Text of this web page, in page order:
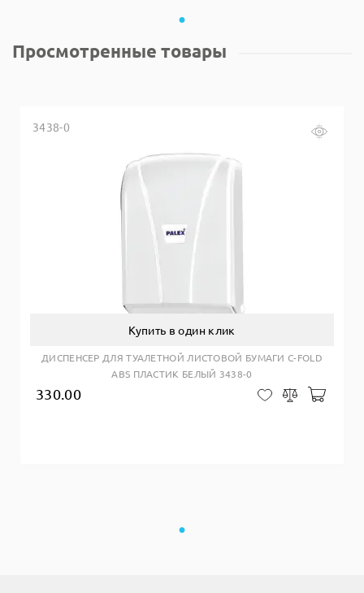
Просмотренные товары
3438-0
Купить в один клик
ДИСПЕНСЕР ДЛЯ ТУАЛЕТНОЙ ЛИСТОВОЙ БУМАГИ С-FOLD
ABS ПЛАСТИК БЕЛЫЙ 3438-0
330.00 В закладки
Сравнить